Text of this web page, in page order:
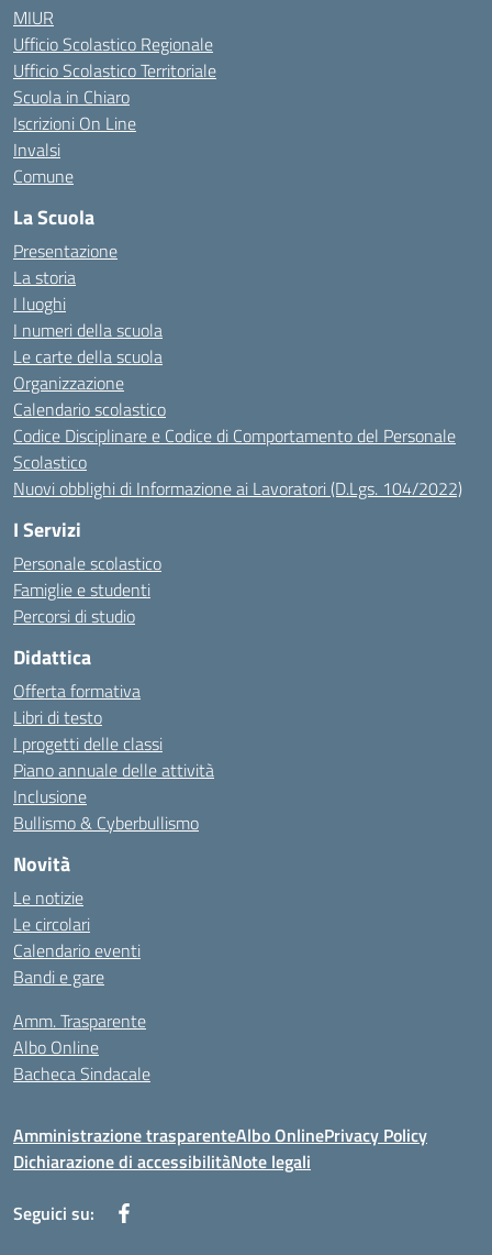
MIUR
Ufficio Scolastico Regionale
Ufficio Scolastico Territoriale
Scuola in Chiaro
Iscrizioni On Line
Invalsi
Comune
La Scuola
Presentazione
La storia
I luoghi
I numeri della scuola
Le carte della scuola
Organizzazione
Calendario scolastico
Codice Disciplinare e Codice di Comportamento del Personale
Scolastico
Nuovi obblighi di Informazione ai Lavoratori (D.Lgs. 104/2022)
I Servizi
Personale scolastico
Famiglie e studenti
Percorsi di studio
Didattica
Offerta formativa
Libri di testo
I progetti delle classi
Piano annuale delle attività
Inclusione
Bullismo & Cyberbullismo
Novità
Le notizie
Le circolari
Calendario eventi
Bandi e gare
Amm. Trasparente
Albo Online
Bacheca Sindacale
Amministrazione trasparenteAlbo OnlinePrivacy Policy
Dichiarazione di accessibilitàNote legali
Seguici su: